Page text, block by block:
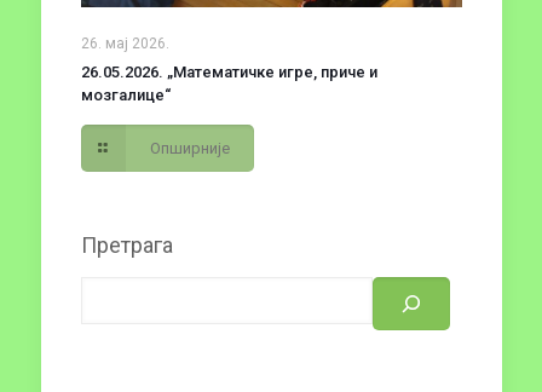
26. мај 2026.
26.05.2026. „Математичке игре, приче и
мозгалице“
Опширније
Претрага